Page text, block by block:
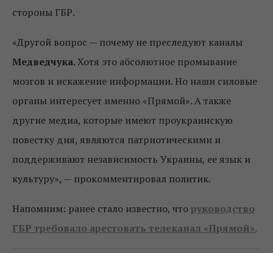
стороны ГБР.
«Другой вопрос — почему не преследуют каналы
Медведчука. Хотя это абсолютное промывание
мозгов и искажение информации. Но наши силовые
органы интересует именно «Прямой». А также
другие медиа, которые имеют проукраинскую
повестку дня, являются патриотическими и
поддерживают независимость Украины, ее язык и
культуру», — прокомментировал политик.
Напомним: ранее стало известно, чторуководство
ГБР требовало арестовать телеканал «Прямой».